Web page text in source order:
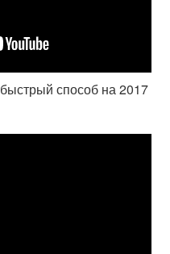
способ на 2017